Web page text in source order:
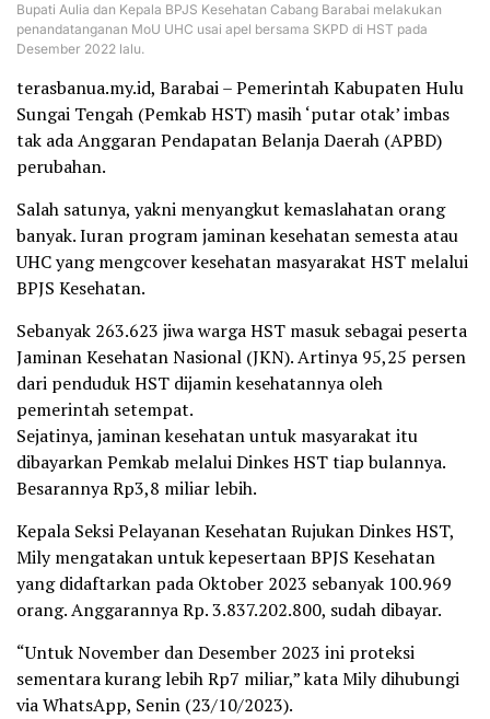
Bupati Aulia dan Kepala BPJS Kesehatan Cabang Barabai melakukan
penandatanganan MoU UHC usai apel bersama SKPD di HST pada
Desember 2022 lalu.
terasbanua.my.id, Barabai – Pemerintah Kabupaten Hulu
Sungai Tengah (Pemkab HST) masih ‘putar otak’ imbas
tak ada Anggaran Pendapatan Belanja Daerah (APBD)
perubahan.
Salah satunya, yakni menyangkut kemaslahatan orang
banyak. Iuran program jaminan kesehatan semesta atau
UHC yang mengcover kesehatan masyarakat HST melalui
BPJS Kesehatan.
Sebanyak 263.623 jiwa warga HST masuk sebagai peserta
Jaminan Kesehatan Nasional (JKN). Artinya 95,25 persen
dari penduduk HST dijamin kesehatannya oleh
pemerintah setempat.
Sejatinya, jaminan kesehatan untuk masyarakat itu
dibayarkan Pemkab melalui Dinkes HST tiap bulannya.
Besarannya Rp3,8 miliar lebih.
Kepala Seksi Pelayanan Kesehatan Rujukan Dinkes HST,
Mily mengatakan untuk kepesertaan BPJS Kesehatan
yang didaftarkan pada Oktober 2023 sebanyak 100.969
orang. Anggarannya Rp. 3.837.202.800, sudah dibayar.
“Untuk November dan Desember 2023 ini proteksi
sementara kurang lebih Rp7 miliar,” kata Mily dihubungi
via WhatsApp, Senin (23/10/2023).